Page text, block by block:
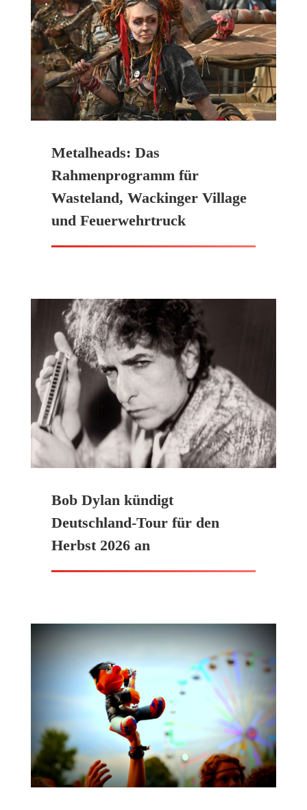
Metalheads: Das
Rahmenprogramm für
Wasteland, Wackinger Village
und Feuerwehrtruck
Bob Dylan kündigt
Deutschland-Tour für den
Herbst 2026 an